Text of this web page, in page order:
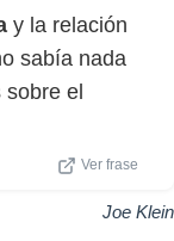
y la relación
sabía nada
el
Ver frase
Joe Klein